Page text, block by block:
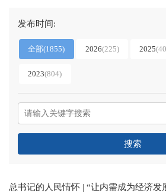
发布时间:
全部(1855) 2026(225) 2025(
2023(804)
搜索
总书记的人民情怀 | “让内需成为经济发